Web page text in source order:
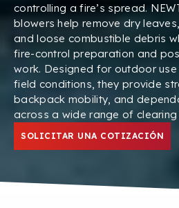
controlling a fire’s spread.
blowers help remove dry leaves
and loose combustible debris
fire-control preparation and
work. Designed for outdoor
field conditions ,they provide
backpack mobility and
across a wide range of
SOLICITAR UNA COTIZACIÓN